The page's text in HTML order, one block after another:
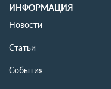
ИНФОРМАЦИЯ
Новости
Статьи
События